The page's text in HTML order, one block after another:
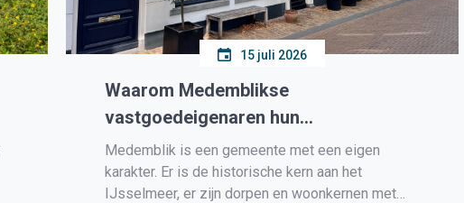
15 juli 2026
Waarom Medemblikse
vastgoedeigenaren hun
beleggingspand opnieuw tegen het
licht houden
Medemblik is een gemeente met een eigen
karakter. Er is de historische kern aan het
IJsselmeer, er zijn dorpen en woonkernen met